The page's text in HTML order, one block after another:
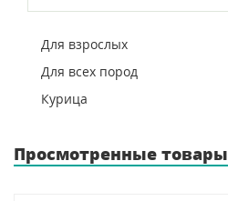
Для взрослых
Для всех пород
Курица
Просмотренные товары